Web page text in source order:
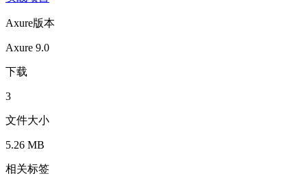
Axure版本
Axure 9.0
下载
3
文件大小
5.26 MB
相关标签